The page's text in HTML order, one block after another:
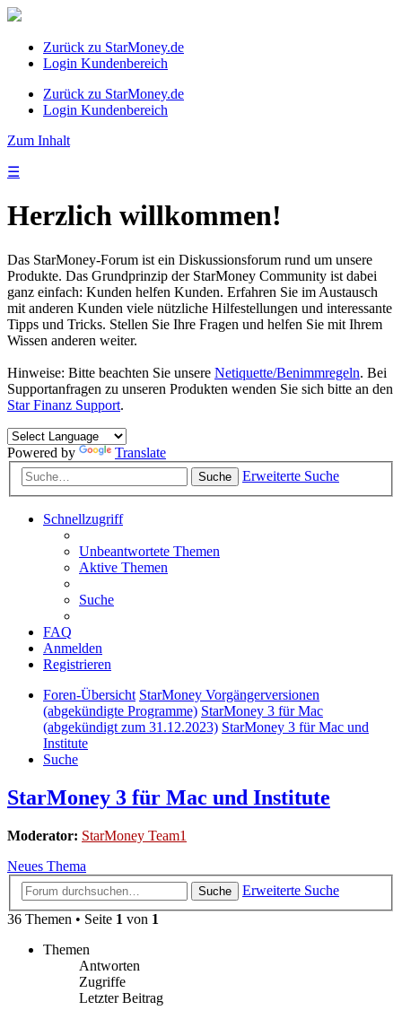
Zurück zu StarMoney.de
Login Kundenbereich
Zurück zu StarMoney.de
Login Kundenbereich
Zum Inhalt
☰
Herzlich willkommen!
Das StarMoney-Forum ist ein Diskussionsforum rund um unsere
Produkte. Das Grundprinzip der StarMoney Community ist dabei
ganz einfach: Kunden helfen Kunden. Erfahren Sie im Austausch
mit anderen Kunden viele nützliche Hilfestellungen und interessante
Tipps und Tricks. Stellen Sie Ihre Fragen und helfen Sie mit Ihrem
Wissen anderen weiter.
Hinweise: Bitte beachten Sie unsere Netiquette/Benimmregeln. Bei
Supportanfragen zu unseren Produkten wenden Sie sich bitte an den
Star Finanz Support.
Powered by Translate
Suche Erweiterte Suche
Schnellzugriff
Unbeantwortete Themen
Aktive Themen
Suche
FAQ
Anmelden
Registrieren
Foren-Übersicht StarMoney Vorgängerversionen
(abgekündigte Programme) StarMoney 3 für Mac
(abgekündigt zum 31.12.2023) StarMoney 3 für Mac und
Institute
Suche
StarMoney 3 für Mac und Institute
Moderator: StarMoney Team1
Neues Thema
Suche
Erweiterte Suche
36 Themen • Seite 1 von 1
Themen
Antworten
Zugriffe
Letzter Beitrag